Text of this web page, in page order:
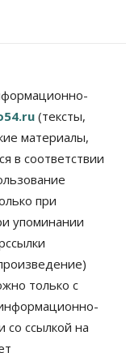
в десяти
(тексты,
материалы,
в соответствии
при
упоминании
только с
со ссылкой на